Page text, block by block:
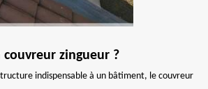
couvreur zingueur ?
indispensable à un bâtiment, le couvreur